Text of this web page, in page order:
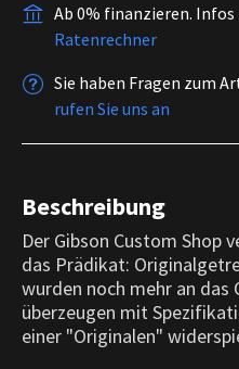
Ab 0% finanzieren. Infos
Ratenrechner
Sie haben Fragen zum
rufen Sie uns an
Beschreibung
Der Gibson Custom Shop
das Prädikat:
wurden noch mehr an
überzeugen mit
einer "Originalen"